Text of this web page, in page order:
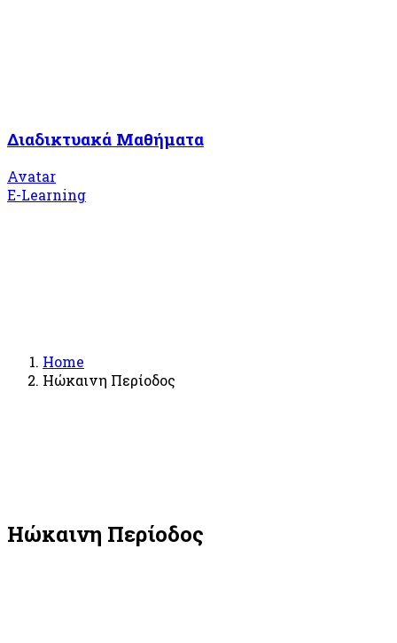
Διαδικτυακά Μαθήματα
Avatar
E-Learning
Home
Ηώκαινη Περίοδος
Ηώκαινη Περίοδος